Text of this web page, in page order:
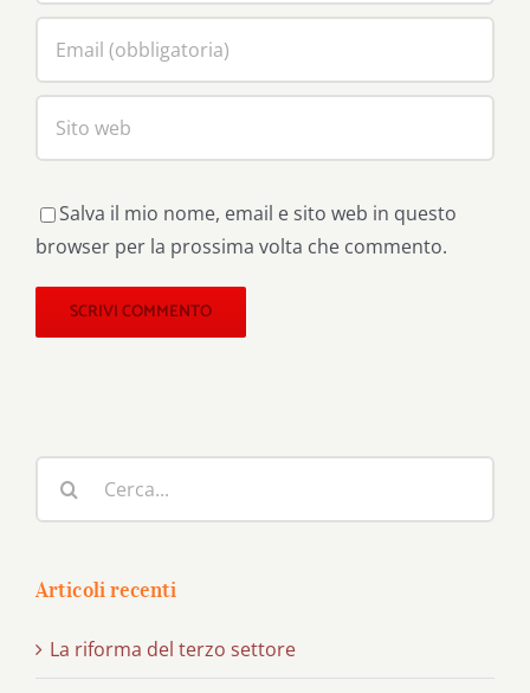
Salva il mio nome, email e sito web in questo
browser per la prossima volta che commento.
per:
Articoli recenti
La riforma del terzo settore